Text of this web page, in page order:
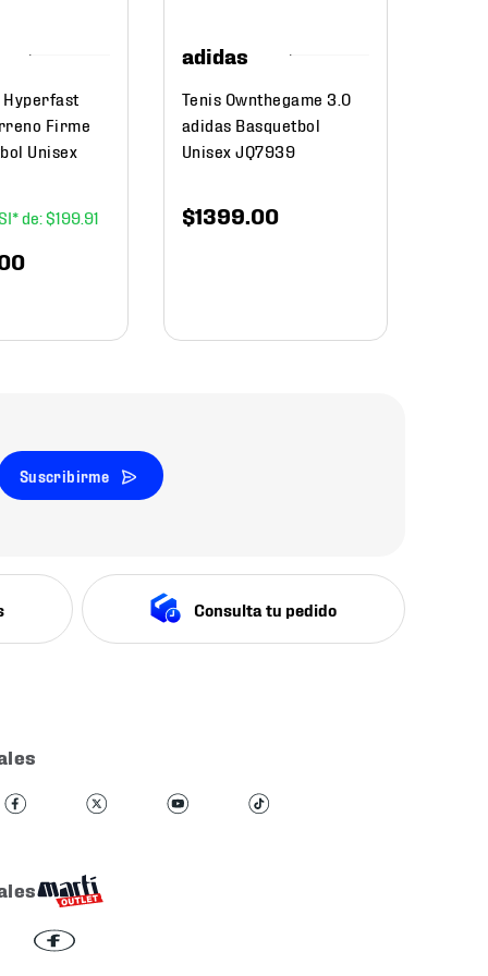
Hyperfast
Firme
Unisex
$199 91
adidas
Tenis Ownthegame 3.0
adidas Basquetbol
Unisex JQ7939
$1399.00
Suscribirme
Consulta tu pedido